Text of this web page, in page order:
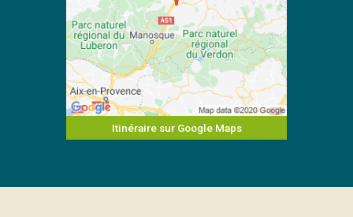
Itinéraire sur Google Maps